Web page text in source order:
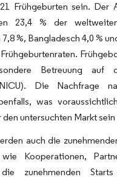
Frühgeburten sein. Der
23,4 % der
%, Bangladesch 4,0 %
Betreuung auf
Die Nachfrage
was
untersuchten Markt
auch die
wie Kooperationen,
zunehmenden Starts